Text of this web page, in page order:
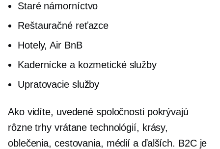
Staré námorníctvo
Reštauračné reťazce
Hotely, Air BnB
Kadernícke a kozmetické služby
Upratovacie služby
Ako vidíte, uvedené spoločnosti pokrývajú
rôzne trhy vrátane technológií, krásy,
oblečenia, cestovania, médií a ďalších. B2C je